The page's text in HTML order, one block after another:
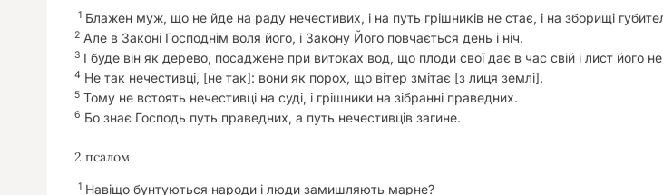
1 Блажен муж, що не йде на раду нечестивих, і на путь грішників не стає, і на зборищі
2 Але в Законі Господнім воля його, і Закону Його повчається день і ніч.
3 І буде він як дерево, посаджене при витоках вод, що плоди свої дає в час свій і лист його
4 Не так нечестивці, [не так]: вони як порох, що вітер змітає [з лиця землі].
5 Тому не встоять нечестивці на суді, і грішники на зібранні праведних.
6 Бо знає Господь путь праведних, а путь нечестивців загине.
2 псалом
1 Навіщо бунтуються народи і люди замишляють марне?